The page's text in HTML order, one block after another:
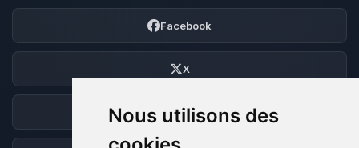
Nous utilisons des
Facebook
X
Discord